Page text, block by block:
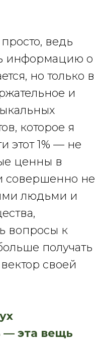
ведь
информацию о
но только в
и
которое я
этот 1% — не
ценны в
совершенно не
людьми и
вопросы к
получать
своей
— эта вещь